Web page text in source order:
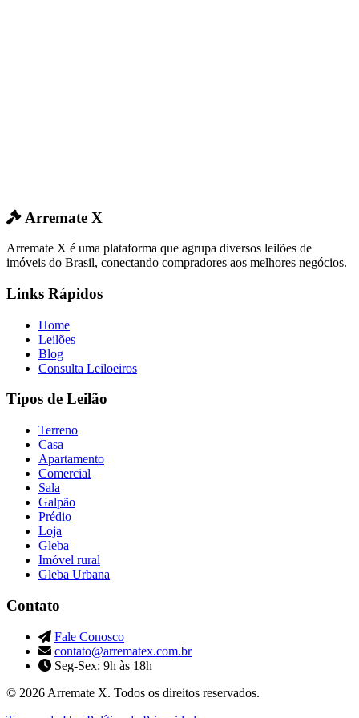
Arremate X
Arremate X é uma plataforma que agrupa diversos leilões de
imóveis do Brasil, conectando compradores aos melhores negócios.
Links Rápidos
Home
Leilões
Blog
Consulta Leiloeiros
Tipos de Leilão
Terreno
Casa
Apartamento
Comercial
Sala
Galpão
Prédio
Loja
Gleba
Imóvel rural
Gleba Urbana
Contato
Fale Conosco
contato@arrematex.com.br
Seg-Sex: 9h às 18h
© 2026 Arremate X. Todos os direitos reservados.